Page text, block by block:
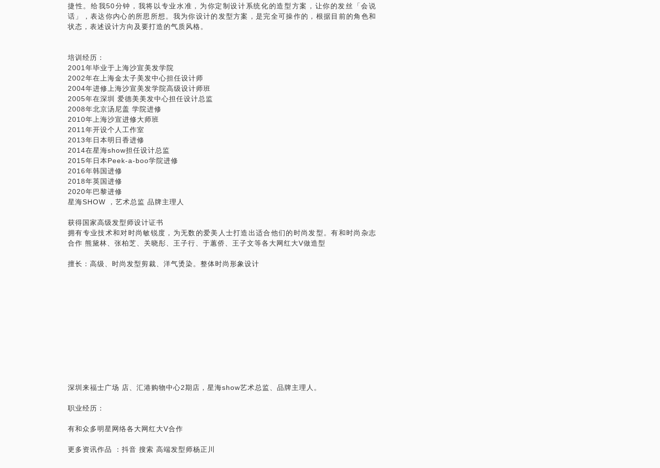
捷性。给我50分钟，我将以专业水准，为你定制设计系统化的造型方案，让你的发丝「会说
话」，表达你内心的所思所想。我为你设计的发型方案，是完全可操作的，根据目前的角色和
状态，表述设计方向及要打造的气质风格。
培训经历：
2001年毕业于上海沙宣美发学院
2002年在上海金太子美发中心担任设计师
2004年进修上海沙宣美发学院高级设计师班
2005年在深圳 爱德美美发中心担任设计总监
2008年北京汤尼盖 学院进修
2010年上海沙宣进修大师班
2011年开设个人工作室
2013年日本明日香进修
2014在星海show担任设计总监
2015年日本Peek-a-boo学院进修
2016年韩国进修
2018年英国进修
2020年巴黎进修
星海SHOW ，艺术总监 品牌主理人
获得国家高级发型师设计证书
拥有专业技术和对时尚敏锐度，为无数的爱美人士打造出适合他们的时尚发型。有和时尚杂志
合作 熊黛林、张柏芝、关晓彤、王子行、于蕙侨、王子文等各大网红大V做造型
擅长：高级、时尚发型剪裁、洋气烫染。整体时尚形象设计
深圳来福士广场 店、汇港购物中心2期店，星海show艺术总监、品牌主理人。
职业经历：
有和众多明星网络各大网红大V合作
更多资讯作品 ：抖音 搜索 高端发型师杨正川